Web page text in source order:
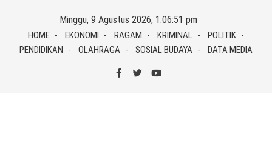
content
Minggu, 9 Agustus 2026, 1:06:51 pm
HOME EKONOMI RAGAM KRIMINAL
POLITIK
PENDIDIKAN
OLAHRAGA SOSIAL BUDAYA DATA MEDIA